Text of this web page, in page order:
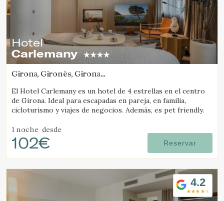
Hotel
Carlemany
Girona, Gironès, Girona
El Hotel Carlemany es un hotel de 4 estrellas en el centro
de Girona. Ideal para escapadas en pareja, en familia,
cicloturismo y viajes de negocios. Además, es pet friendly.
1 noche desde
102€ Reservar
4.2